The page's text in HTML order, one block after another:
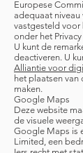
Europese
adequaat niveau
vastgesteld voor
onder het
U kunt de
deactiveren. U
Alliantie voor
het plaatsen van
maken.
Google Maps
Deze website
de visuele
Google Maps is
Limited, een